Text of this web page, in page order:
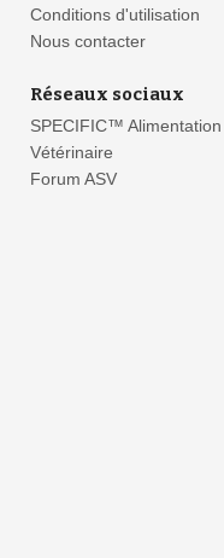
Conditions d'utilisation
Nous contacter
Réseaux sociaux
SPECIFIC™ Alimentation
Vétérinaire
Forum ASV